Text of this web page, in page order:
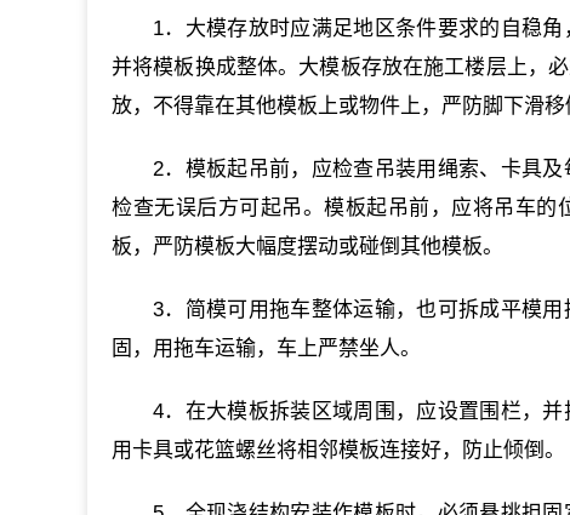
1．大模存放时应满足地区条件要求的自稳
并将模板换成整体。大模板存放在施工楼层上，
放，不得靠在其他模板上或物件上，严防脚下滑移
2．模板起吊前，应检查吊装用绳索、卡具
检查无误后方可起吊。模板起吊前，应将吊车
板，严防模板大幅度摆动或碰倒其他模板。
3．简模可用拖车整体运输，也可拆成平模
固，用拖车运输，车上严禁坐人。
4．在大模板拆装区域周围，应设置围栏，
用卡具或花篮螺丝将相邻模板连接好，防止倾倒。